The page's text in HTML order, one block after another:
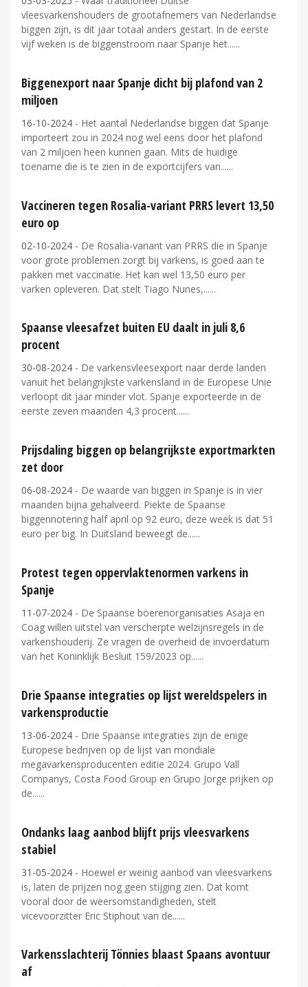
vleesvarkenshouders de grootafnemers van Nederlandse
biggen zijn, is dit jaar totaal anders gestart. In de eerste
vijf weken is de biggenstroom naar Spanje het...
Biggenexport naar Spanje dicht bij plafond van 2
miljoen
16-10-2024 - Het aantal Nederlandse biggen dat Spanje
importeert zou in 2024 nog wel eens door het plafond
van 2 miljoen heen kunnen gaan. Mits de huidige
toename die is te zien in de exportcijfers van...
Vaccineren tegen Rosalia-variant PRRS levert 13,50
euro op
02-10-2024 - De Rosalia-variant van PRRS die in Spanje
voor grote problemen zorgt bij varkens, is goed aan te
pakken met vaccinatie. Het kan wel 13,50 euro per
varken opleveren. Dat stelt Tiago Nunes,...
Spaanse vleesafzet buiten EU daalt in juli 8,6
procent
30-08-2024 - De varkensvleesexport naar derde landen
vanuit het belangrijkste varkensland in de Europese Unie
verloopt dit jaar minder vlot. Spanje exporteerde in de
eerste zeven maanden 4,3 procent...
Prijsdaling biggen op belangrijkste exportmarkten
zet door
06-08-2024 - De waarde van biggen in Spanje is in vier
maanden bijna gehalveerd. Piekte de Spaanse
biggennotering half april op 92 euro, deze week is dat 51
euro per big. In Duitsland beweegt de...
Protest tegen oppervlaktenormen varkens in
Spanje
11-07-2024 - De Spaanse boerenorganisaties Asaja en
Coag willen uitstel van verscherpte welzijnsregels in de
varkenshouderij. Ze vragen de overheid de invoerdatum
van het Koninklijk Besluit 159/2023 op...
Drie Spaanse integraties op lijst wereldspelers in
varkensproductie
13-06-2024 - Drie Spaanse integraties zijn de enige
Europese bedrijven op de lijst van mondiale
megavarkensproducenten editie 2024. Grupo Vall
Companys, Costa Food Group en Grupo Jorge prijken op
de...
Ondanks laag aanbod blijft prijs vleesvarkens
stabiel
31-05-2024 - Hoewel er weinig aanbod van vleesvarkens
is, laten de prijzen nog geen stijging zien. Dat komt
vooral door de weersomstandigheden, stelt
vicevoorzitter Eric Stiphout van de...
Varkensslachterij Tönnies blaast Spaans avontuur
af